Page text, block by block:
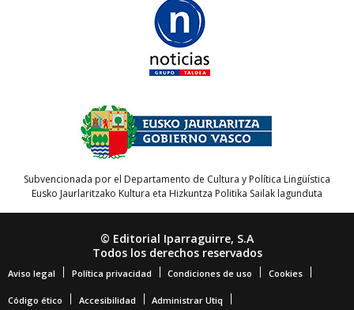
Subvencionada por el Departamento de Cultura y Política Lingüística
Eusko Jaurlaritzako Kultura eta Hizkuntza Politika Sailak lagunduta
© Editorial Iparraguirre, S.A
Todos los derechos reservados
Aviso legal Política privacidad Condiciones de uso Cookies
Código ético Accesibilidad Administrar Utiq